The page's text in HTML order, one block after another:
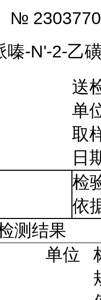
№ 2303770
嗪-N'-2-乙
送
单
取
日
检
依
测结果
单位